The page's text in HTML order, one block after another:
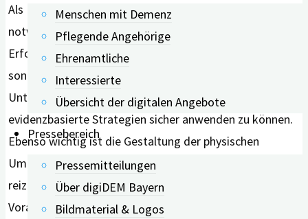
Menschen mit Demenz
Pflegende Angehörige
Ehrenamtliche
Interessierte
Übersicht der digitalen Angebote
Pressebereich
Pressemitteilungen
Über digiDEM Bayern
Bildmaterial & Logos
Als DRITTES Kernelement benennt die Studie die
notwendigen Rahmenbedingungen für das Personal.
Erfolgreiche Kommunikation ist kein Zufallsprodukt,
sondern erfordert Schulungen und kontinuierliche
Unterstützung für die Beschäftigten, um
evidenzbasierte Strategien sicher anwenden zu können.
Ebenso wichtig ist die Gestaltung der physischen
Umgebung. Wenige Hintergrundgeräusche und eine
reizarme Atmosphäre bilden die notwendige
Voraussetzung, damit Gespräche überhaupt gelingen